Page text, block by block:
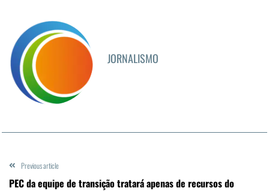
JORNALISMO
Previous article
PEC da equipe de transição tratará apenas de recursos do